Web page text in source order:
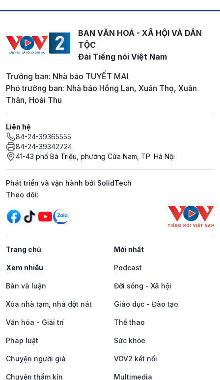
BAN VĂN HOÁ - XÃ HỘI VÀ DÂN
TỘC
Đài Tiếng nói Việt Nam
Trưởng ban: Nhà báo TUYẾT MAI
Phó trưởng ban: Nhà báo Hồng Lan, Xuân Thọ, Xuân
Thân, Hoài Thu
Liên hệ
84-24-39365555
84-24-39342724
41-43 phố Bà Triệu, phường Cửa Nam, TP. Hà Nội
Phát triển và vận hành bởi SolidTech
Mạng xã hội
Theo dõi:
Trang chủ Mới nhất
Xem nhiều Podcast
Bàn và luận Đời sống - Xã hội
Xóa nhà tạm, nhà dột nát Giáo dục - Đào tạo
Văn hóa - Giải trí Thể thao
Pháp luật Sức khỏe
Chuyện người già VOV2 kết nối
Chuyện thầm kín Multimedia